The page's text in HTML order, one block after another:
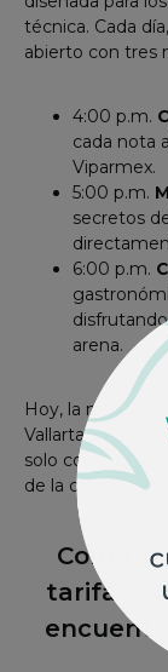
técnica. Cada
abierto con tres
4:00 p.m.
cada nota
Viparmex.
5:00 p.m.
secretos
6:00 p.m.
arena.
Hoy, la mesa
Vallarta BBQ
solo como un
de la cocina de
Como
tarifa